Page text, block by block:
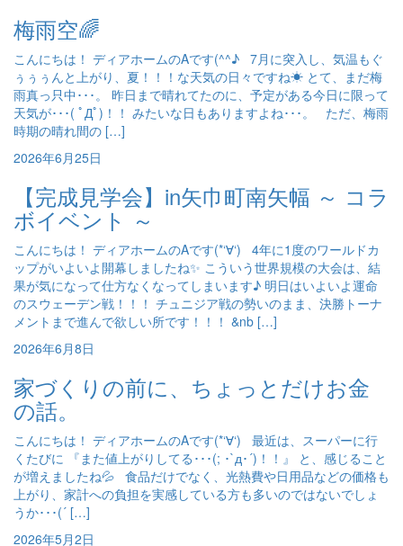
梅雨空🌈
こんにちは！ ディアホームのAです(^^♪ 7月に突入し、気温もぐ
ぅぅぅんと上がり、夏！！！な天気の日々ですね☀ とて、まだ梅
雨真っ只中･･･。 昨日まで晴れてたのに、予定がある今日に限って
天気が･･･( ﾟДﾟ)！！ みたいな日もありますよね･･･。 ただ、梅雨
時期の晴れ間の […]
2026年6月25日
【完成見学会】in矢巾町南矢幅 ～ コラ
ボイベント ～
こんにちは！ ディアホームのAです(*‘∀‘) 4年に1度のワールドカ
ップがいよいよ開幕しましたね✨ こういう世界規模の大会は、結
果が気になって仕方なくなってしまいます♪ 明日はいよいよ運命
のスウェーデン戦！！！ チュニジア戦の勢いのまま、決勝トーナ
メントまで進んで欲しい所です！！！ &nb […]
2026年6月8日
家づくりの前に、ちょっとだけお金
の話。
こんにちは！ ディアホームのAです(*‘∀‘) 最近は、スーパーに行
くたびに 『また値上がりしてる･･･(; ･`д･´)！！』 と、感じること
が増えましたね💦 食品だけでなく、光熱費や日用品などの価格も
上がり、家計への負担を実感している方も多いのではないでしょ
うか･･･(´ […]
2026年5月2日